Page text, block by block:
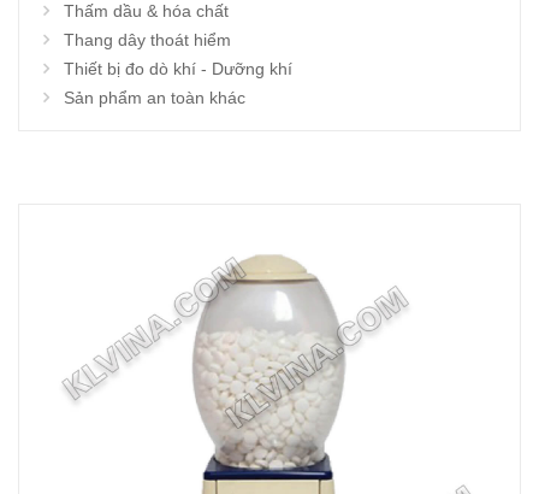
Thấm dầu & hóa chất
Thang dây thoát hiểm
Thiết bị đo dò khí - Dưỡng khí
Sản phẩm an toàn khác